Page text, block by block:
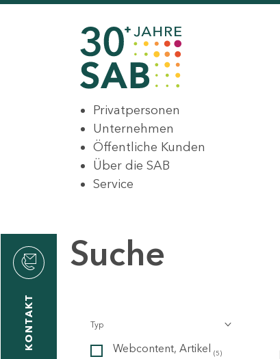
Privatpersonen
Unternehmen
Öffentliche Kunden
Über die SAB
Service
KONTAKT
Suche
Typ
Webcontent, Artikel (5)